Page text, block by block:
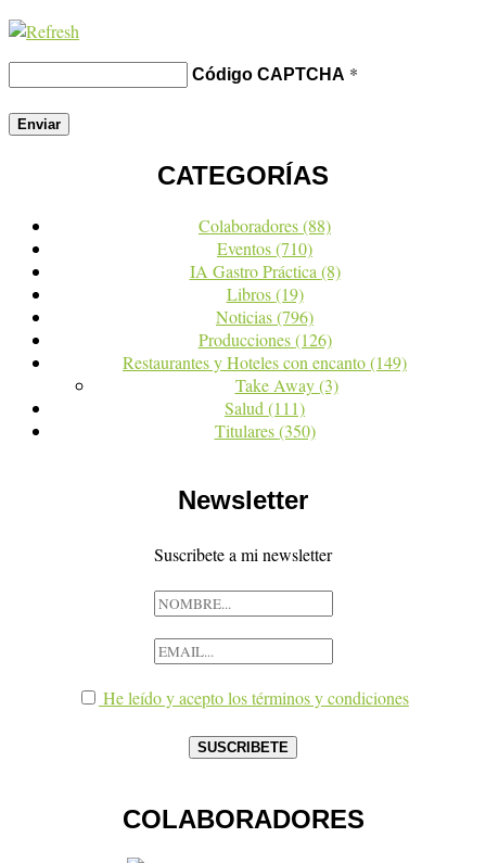
Código CAPTCHA *
CATEGORÍAS
Colaboradores(88)
Eventos(710)
IA Gastro Práctica(8)
Libros(19)
Noticias(796)
Producciones(126)
Restaurantes y Hoteles con encanto(149)
Take Away(3)
Salud(111)
Titulares(350)
Newsletter
Suscribete a mi newsletter
He leído y acepto los términos y condiciones
COLABORADORES